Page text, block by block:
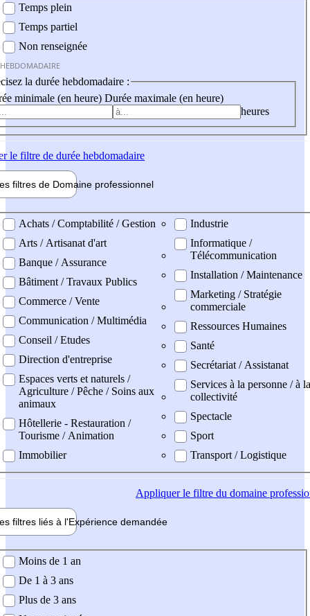
Temps plein
Temps partiel
Non renseignée
la durée hebdomadaire :
minimale (en heure) Durée maximale (en heure)
heures
le filtre de durée hebdomadaire
filtres de Domaine professionnel
professionel
Achats / Comptabilité / Gestion
Arts / Artisanat d'art
Banque / Assurance
Bâtiment / Travaux Publics
Commerce / Vente
Communication / Multimédia
Conseil / Etudes
Direction d'entreprise
Espaces verts et naturels /
Agriculture / Pêche / Soins aux
animaux
Hôtellerie - Restauration /
Tourisme / Animation
Immobilier
Industrie
Informatique /
Télécommunication
Installation / Maintenance
Marketing / Stratégie
commerciale
Ressources Humaines
Santé
Secrétariat / Assistanat
Services à la personne / à la
collectivité
Spectacle
Sport
Transport / Logistique
Appliquerle filtre du domaine
filtres liés à l'Expérience demandée
demandée
Moins de 1 an
De 1 à 3 ans
Plus de 3 ans